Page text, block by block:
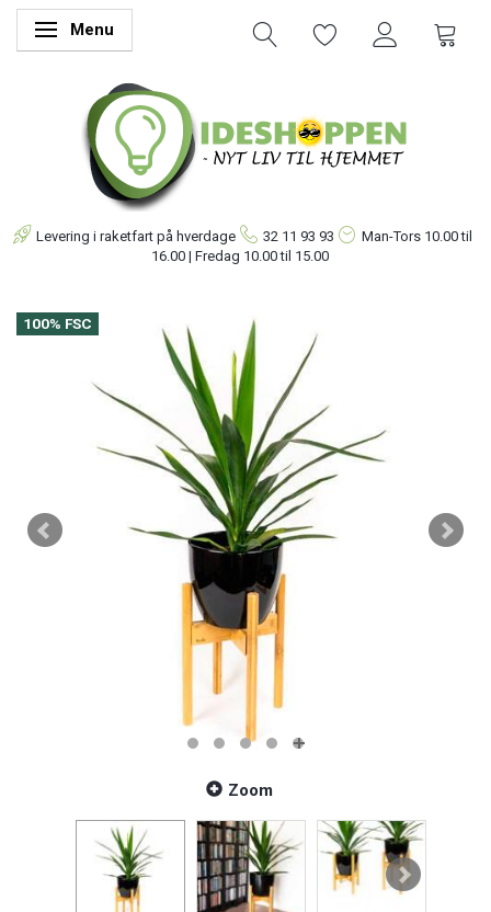
Skifte navigation
Menu
Levering i raketfart på hverdage 32 11 93 93 Man-Tors 10.00 til
16.00 | Fredag 10.00 til 15.00
100% FSC
Zoom